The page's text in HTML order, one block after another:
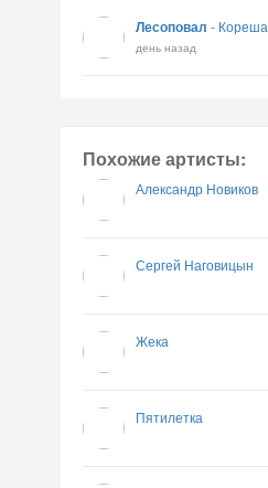
Лесоповал - Кореша
день назад
Похожие артисты:
Александр Новиков
Сергей Наговицын
Жека
Пятилетка